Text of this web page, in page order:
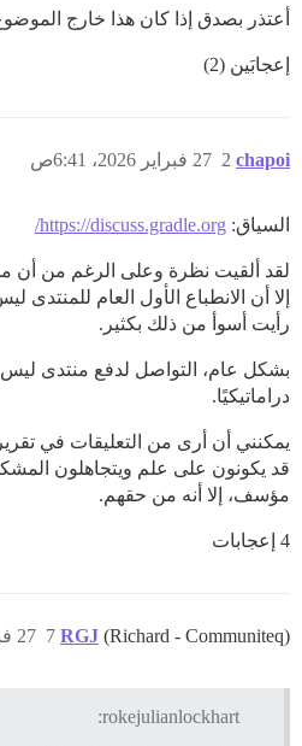
أعتذر بصدق إذا كان هذا خارج
إعجابَين (2)
chapoi 27 فبراير 2026، 6:41ص 2
السياق: https://discuss.gradle.org/
لقد ألقيت نظرة وعلى الرغم من أن
إلا أن الانطباع الأول العام للمنتدى
رأيت أسوأ من ذلك بكثير.
بشكل عام، التواصل لدفع منتدى ليس
دراماتيكيًا.
قد يكونون على علم ويتجاهلون
مؤسف، إلا أنه من حقهم.
4 إعجابات
RGJ (Richard - Communiteq) 27 فبراير 2026، 8:17ص 7
rokejulianlockhart: